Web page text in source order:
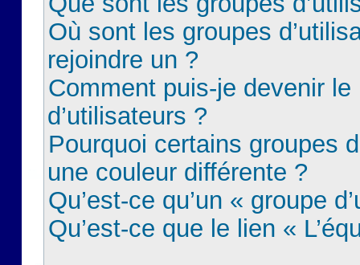
Où sont les groupes
rejoindre un ?
Comment puis-je devenir le
d’utilisateurs ?
Pourquoi certains groupes
une couleur différente ?
Qu’est-ce qu’un « groupe
Qu’est-ce que le lien «